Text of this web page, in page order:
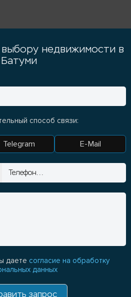
выбору недвижимости в
Батуми
способ связи:
Telegram E-Mail
даете согласие на обработку
данных
запрос